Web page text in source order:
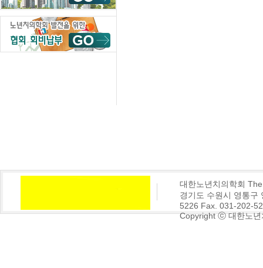
대한노년치의학회
경기도 수원시 영통
5226 Fax. 031-202-
Copyright ⓒ 대한노년